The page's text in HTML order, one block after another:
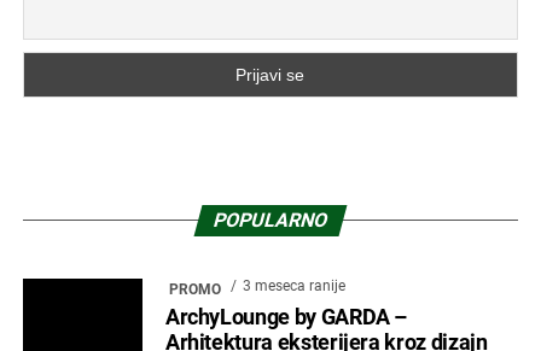
POPULARNO
PROMO 3 meseca ranije
ArchyLounge by GARDA –
Arhitektura eksterijera kroz dizajn